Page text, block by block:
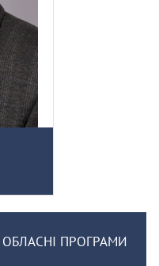
ОБЛАСНІ ПРОГРАМИ